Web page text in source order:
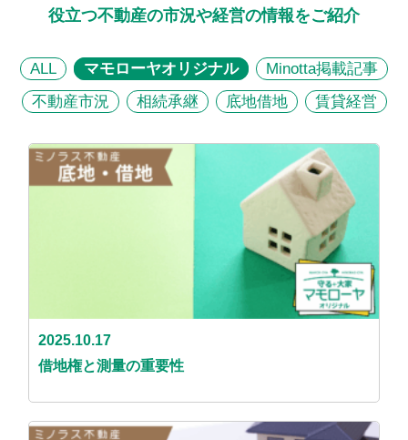
役立つ不動産の市況や経営の情報をご紹介
ALL マモローヤオリジナル
Minotta掲載記事
不動産市況
相続承継 底地借地 賃貸経営
2025.10.17
借地権と測量の重要性